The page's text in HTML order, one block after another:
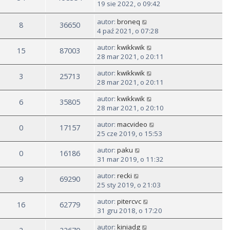
19 sie 2022, o 09:42
8 36650 autor: broneq
4 paź 2021, o 07:28
15 87003 autor: kwikkwik
28 mar 2021, o 20:11
3 25713 autor: kwikkwik
28 mar 2021, o 20:11
6 35805 autor: kwikkwik
28 mar 2021, o 20:10
0 17157 autor: macvideo
25 cze 2019, o 15:53
0 16186 autor: paku
31 mar 2019, o 11:32
9 69290 autor: recki
25 sty 2019, o 21:03
16 62779 autor: pitercvc
31 gru 2018, o 17:20
autor: kiniadg